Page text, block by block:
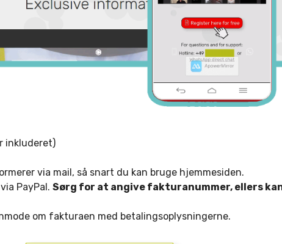
inkluderet)
via mail, så snart du kan bruge hjemmesiden.
PayPal. Sørg for at angive fakturanummer, ellers
om fakturaen med betalingsoplysningerne.